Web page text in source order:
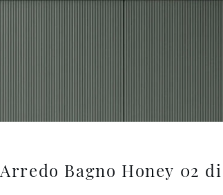
Arredo Bagno Honey 02